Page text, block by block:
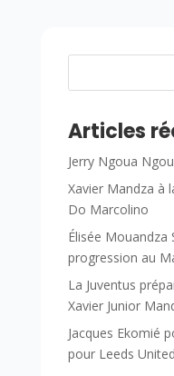
Articles
Jerry Ngoua
Xavier Mandza à
Do Marcolino
Élisée
progression au
La Juventus
Xavier Junior
Jacques Ekomié
pour Leeds United